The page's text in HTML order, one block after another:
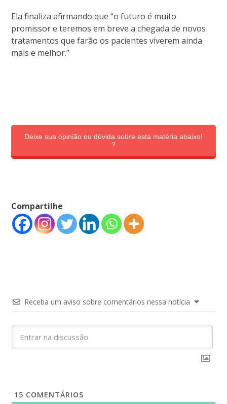
Ela finaliza afirmando que “o futuro é muito
promissor e teremos em breve a chegada de novos
tratamentos que farão os pacientes viverem ainda
mais e melhor.”
Deixe sua opinião ou dúvida sobre esta matéria abaixo!
?
Compartilhe
Receba um aviso sobre comentários nessa notícia
15 COMENTÁRIOS